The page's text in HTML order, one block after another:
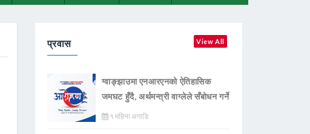
प्रवास View All
ग्वाङ्झाउमा एनआरएनको ऐतिहासिक
जमघट हुँदै, अर्थमन्त्री वाग्लेले सँबोधन गर्ने
१ महिना अगाडि